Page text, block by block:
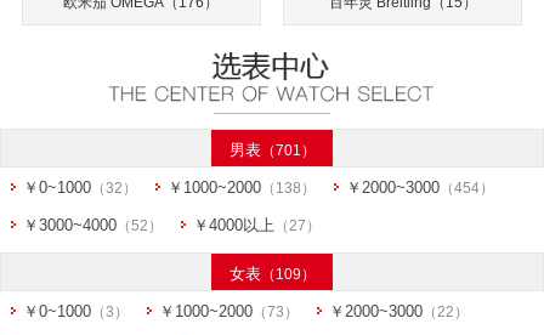
男表（701）
￥0~1000（32） ￥1000~2000（138） ￥2000~3000（454）
￥3000~4000（52） ￥4000以上 （27）
女表（109）
￥0~1000（3） ￥1000~2000（73） ￥2000~3000（22）